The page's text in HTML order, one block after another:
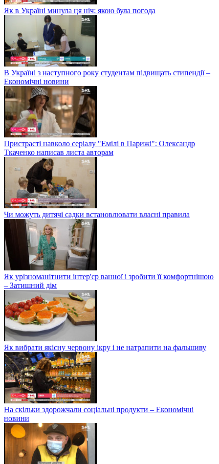
Як в Україні минула ця ніч: якою була погода
В Україні з наступного року студентам підвищать стипендії –
Економічні новини
Пристрасті навколо серіалу "Емілі в Парижі": Олександр
Ткаченко написав листа авторам
Чи можуть дитячі садки встановлювати власні правила
Як урізноманітнити інтер'єр ванної і зробити її комфортнішою
– Затишний дім
Як вибрати якісну червону ікру і не натрапити на фальшиву
На скільки здорожчали соціальні продукти – Економічні
новини